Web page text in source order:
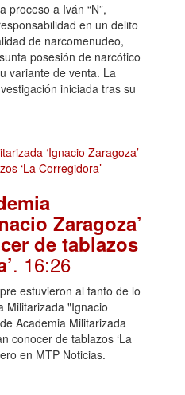
proceso a Iván “N”,
en un delito
de narcomenudeo,
posesión de narcótico
variante de venta. La
iniciada tras su
Zaragoza’
de tablazos
. 16:26
estuvieron al tanto de lo
Militarizada "Ignacio
Academia Militarizada
conocer de tablazos ‘La
en MTP Noticias.